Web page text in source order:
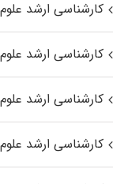
کارشناسی ارشد
کارشناسی ارشد علوم
کارشناسی ارشد علوم
کارشناسی ارشد